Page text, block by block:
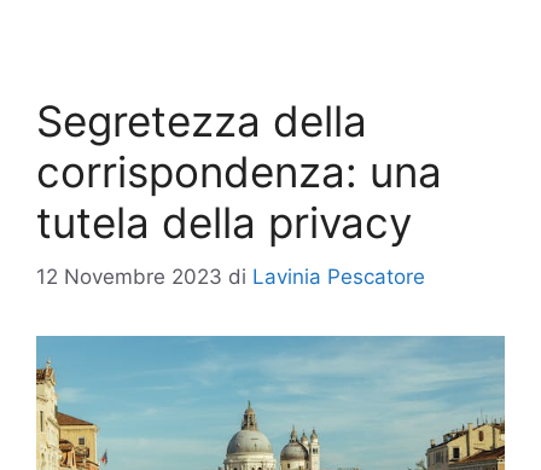
Segretezza della
corrispondenza: una
tutela della privacy
12 Novembre 2023 di Lavinia Pescatore